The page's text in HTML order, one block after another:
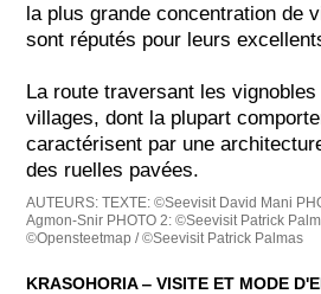
la plus grande concentration de
sont réputés pour leurs
La route traversant les
villages, dont la plupart
caractérisent par une
des ruelles pavées.
AUTEURS:TEXTE: ©Seevisit David Mani
Agmon-Snir PHOTO 2: ©Seevisit Patrick
©Opensteetmap / ©Seevisit Patrick Palmas
KRASOHORIA ‒ VISITE ET MODE